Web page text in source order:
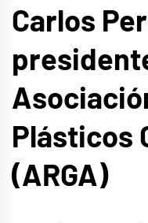
Carlos
Plásticos
(ARGA)